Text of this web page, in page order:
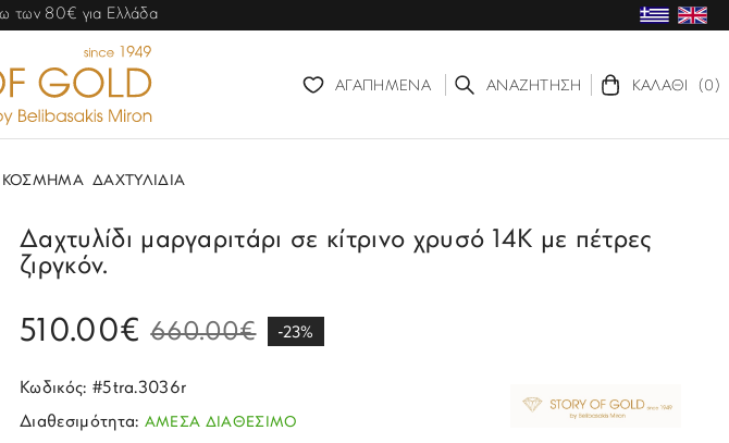
των 80€ για Ελλάδα
ΑΓΑΠΗΜΕΝΑ ΑΝΑΖΗΤΗΣΗ ΚΑΛΑΘΙ (0)
ΚΟΣΜΗΜΑ ΔΑΧΤΥΛΙΔΙΑ
Δαχτυλίδι μαργαριτάρι σε κίτρινο χρυσό 14Κ με πέτρες
ζιργκόν.
510.00€ 660.00€ -23%
Κωδικός: #5tra.3036r
Διαθεσιμότητα: ΑΜΕΣΑ ΔΙΑΘΕΣΙΜΟ